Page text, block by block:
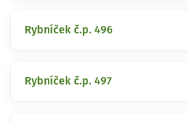
Rybníček č.p. 496
Rybníček č.p. 497